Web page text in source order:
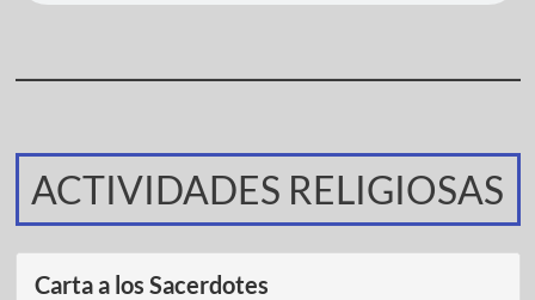
ACTIVIDADES RELIGIOSAS
Carta a los Sacerdotes